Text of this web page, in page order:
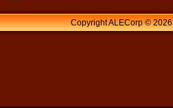
Copyright ALECorp © 2026